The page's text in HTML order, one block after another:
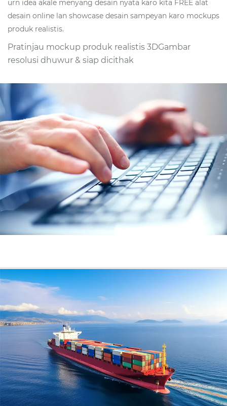
urn idea akale menyang desain nyata karo kita FREE alat
desain online lan showcase desain sampeyan karo mockups
produk realistis.
Pratinjau mockup produk realistis 3DGambar
resolusi dhuwur & siap dicithak